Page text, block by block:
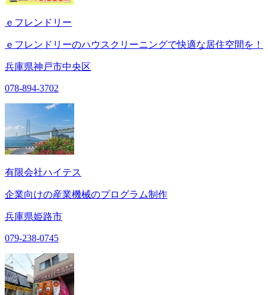
ｅフレンドリー
ｅフレンドリーのハウスクリーニングで快適な居住空間を！
兵庫県神戸市中央区
078-894-3702
有限会社ハイテス
企業向けの産業機械のプログラム制作
兵庫県姫路市
079-238-0745